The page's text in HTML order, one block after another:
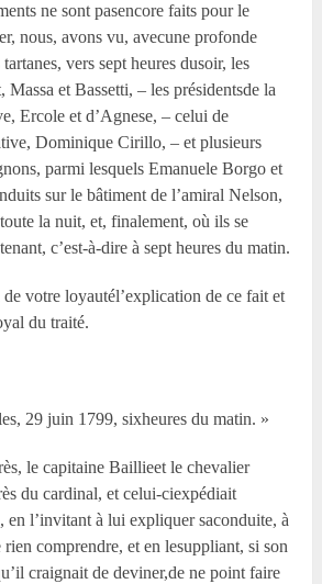
ne sont pasencore faits pour le
nous, avons vu, avecune profonde
vers sept heures dusoir, les
Massa et Bassetti, – les présidentsde la
Ercole et d’Agnese, – celui de
Dominique Cirillo, – et plusieurs
parmi lesquels Emanuele Borgo et
sur le bâtiment de l’amiral Nelson,
la nuit, et, finalement, où ils se
c’est-à-dire à sept heures du matin.
votre loyautél’explication de ce fait et
du traité.
29 juin 1799, sixheures du matin. »
le capitaine Baillieet le chevalier
du cardinal, et celui-ciexpédiait
l’invitant à lui expliquer saconduite, à
comprendre, et en lesuppliant, si son
craignait de deviner,de ne point faire